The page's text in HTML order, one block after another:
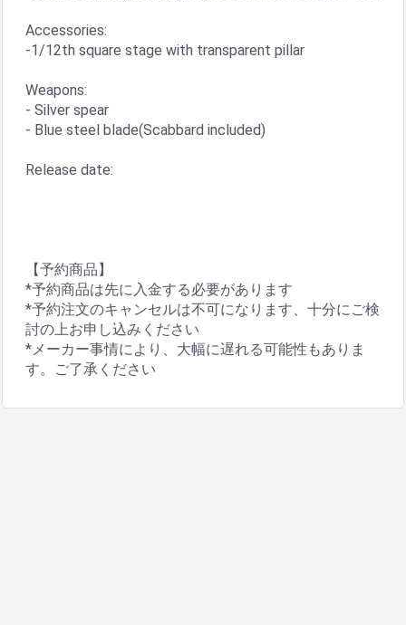
Accessories:
-1/12th square stage with transparent pillar
Weapons:
- Silver spear
- Blue steel blade(Scabbard included)
Release date:
【予約商品】
*予約商品は先に入金する必要があります
*予約注文のキャンセルは不可になります、十分にご検
討の上お申し込みください
*メーカー事情により、大幅に遅れる可能性もありま
す。ご了承ください